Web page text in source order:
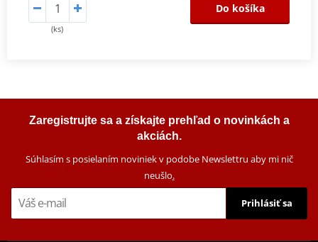
(ks)
Do košíka
Zaregistrujte sa a získajte prehľad o novinkách a
akciách.
Súhlasím s posielaním noviniek v podobe Newslettru aby mi nič
neušlo.
Prihlásiť sa